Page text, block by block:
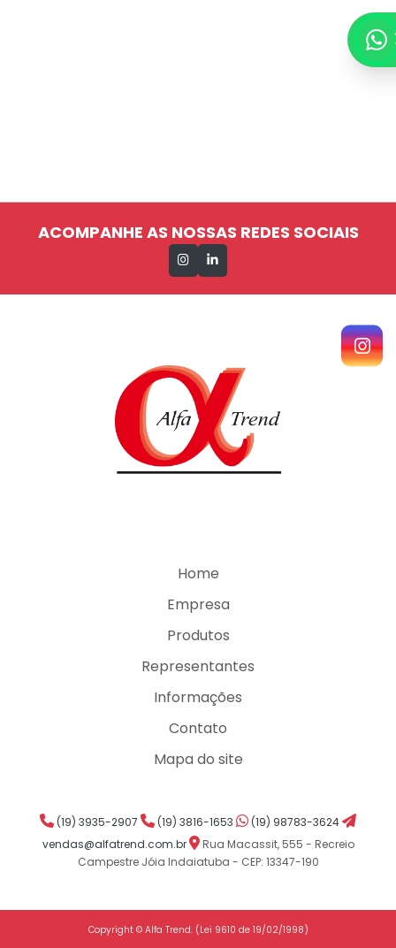
ACOMPANHE AS NOSSAS REDES SOCIAIS
Home
Empresa
Produtos
Representantes
Informações
Contato
Mapa do site
(19) 3935-2907 (19) 3816-1653
(19) 98783-3624
vendas@alfatrend.com.br
Rua Macassit, 555 - Recreio
Campestre Jóia Indaiatuba - CEP: 13347-190
Copyright © Alfa Trend. (Lei 9610 de 19/02/1998)